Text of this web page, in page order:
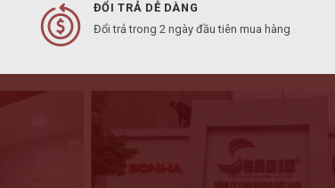
ĐỔI TRẢ DỄ DÀNG
Đổi trả trong 2 ngày đầu tiên mua hàng